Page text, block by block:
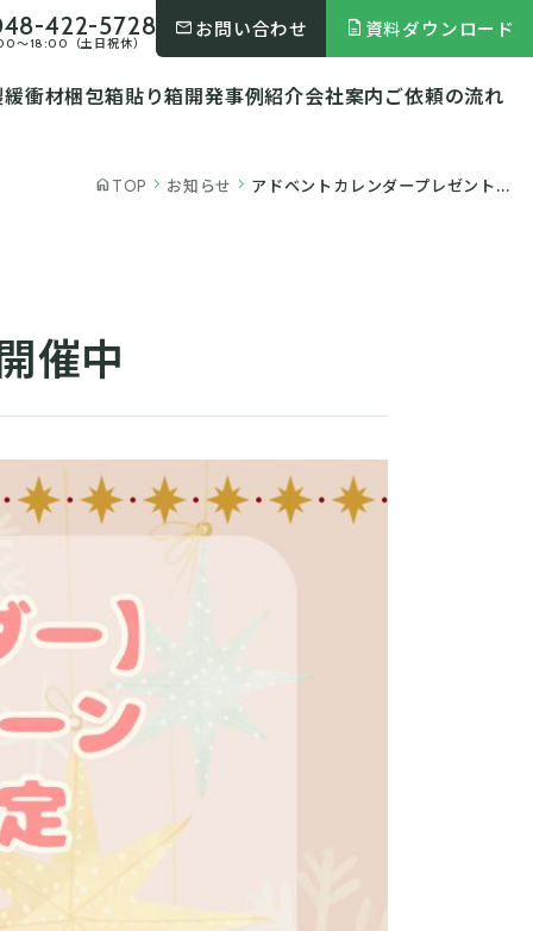
衝材梱包箱貼り箱開発事例紹介会社案内ご依頼の流れ
422-5728
〜18:00（土日祝休）
mailお問い合わせ description 資料ダウンロード
home TOP chevron_right お知らせ chevron_right アドベントカレンダープレゼント...
催中